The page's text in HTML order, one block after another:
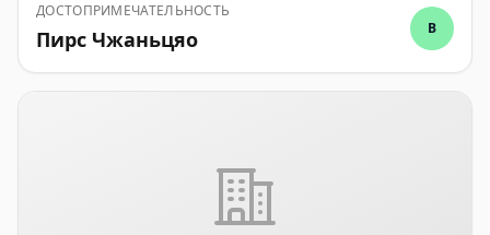
ДОСТОПРИМЕЧАТЕЛЬНОСТЬ
Пирс Чжаньцяо B